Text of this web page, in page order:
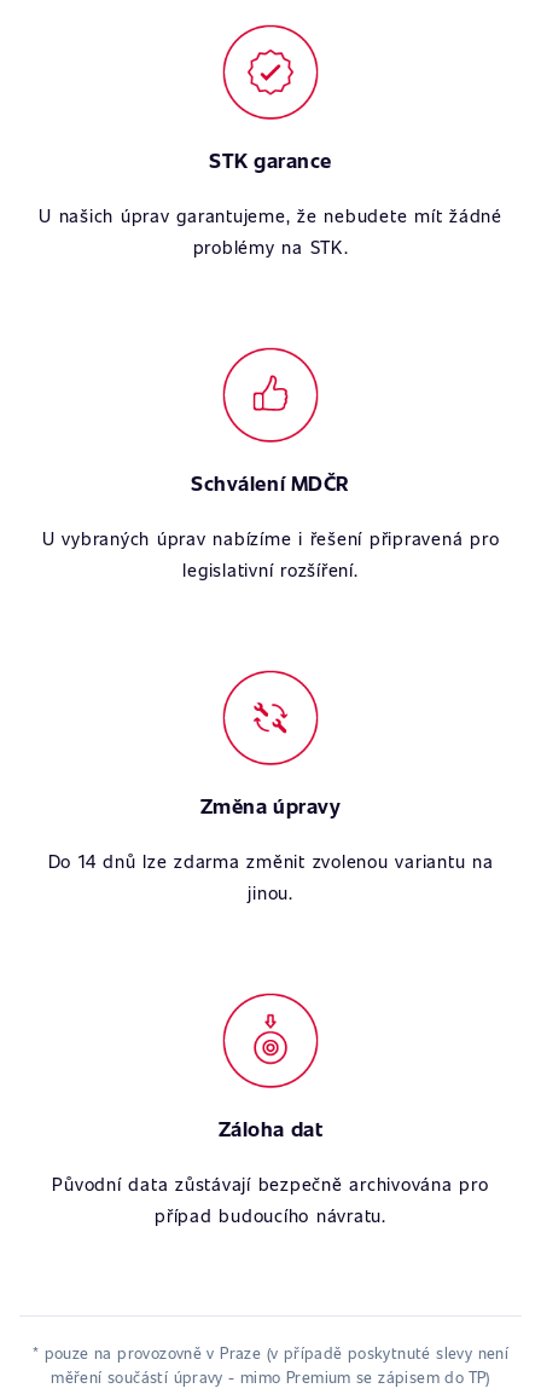
STK garance
U našich úprav garantujeme, že nebudete mít žádné
problémy na STK.
Schválení MDČR
U vybraných úprav nabízíme i řešení připravená pro
legislativní rozšíření.
Změna úpravy
Do 14 dnů lze zdarma změnit zvolenou variantu na
jinou.
Záloha dat
Původní data zůstávají bezpečně archivována pro
případ budoucího návratu.
* pouze na provozovně v Praze (v případě poskytnuté slevy není
měření součástí úpravy - mimo Premium se zápisem do TP)